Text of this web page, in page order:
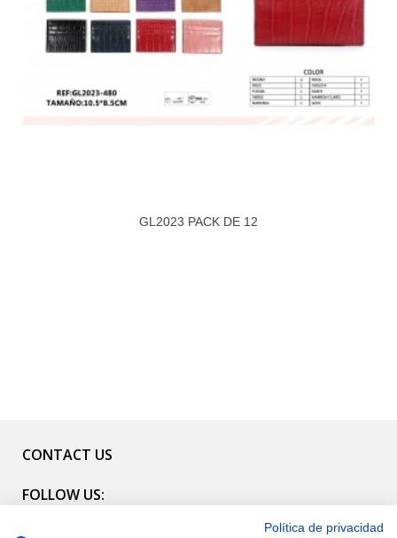
GL2023 PACK DE 12
CONTACT US
FOLLOW US:
Política de privacidad